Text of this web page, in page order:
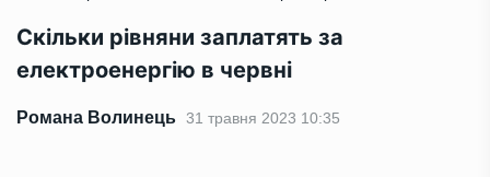
Скільки рівняни заплатять за
електроенергію в червні
Романа Волинець 31 травня 2023 10:35